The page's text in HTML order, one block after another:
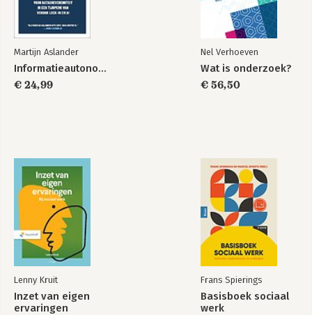
Politicoloog Yves Dejaeghere
9. Een geloofwaardige pers
Journalist Folkert Jensma
Deel III: De waarden
10. Van vrijheid naar vrijheid
Historicus Annelien de Dijn
Tot slot. In het licht van morgen...
Dankwoord
Verder lezen
Martijn Aslander
Informatieautonomie
€ 24,99
Nel Verhoeven
Wat is onderzoek?
€ 56,50
Lenny Kruit
Inzet van eigen
ervaringen
Frans Spierings
Basisboek sociaal
werk